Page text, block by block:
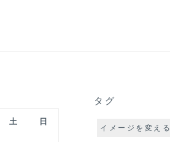
由
土 日
タグ
イメージを変える